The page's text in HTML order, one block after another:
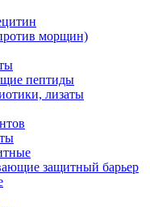
морщин)
пептиды
лизаты
защитный барьер